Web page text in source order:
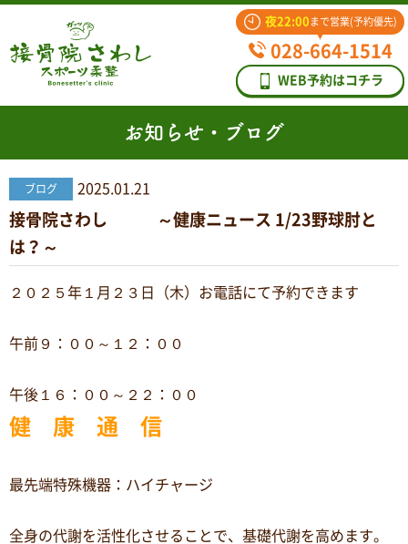
夜22:00 まで営業(予約優先)
028-664-1514
WEB予約はコチラ
お知らせ・ブログ
ブログ 2025.01.21
接骨院さわし ～健康ニュース 1/23野球肘と
は？～
２０２５年１月２３日（木）お電話にて予約できます
午前９：００～１２：００
午後１６：００～２２：００
健 康 通 信
最先端特殊機器：ハイチャージ
全身の代謝を活性化させることで、基礎代謝を高めます。